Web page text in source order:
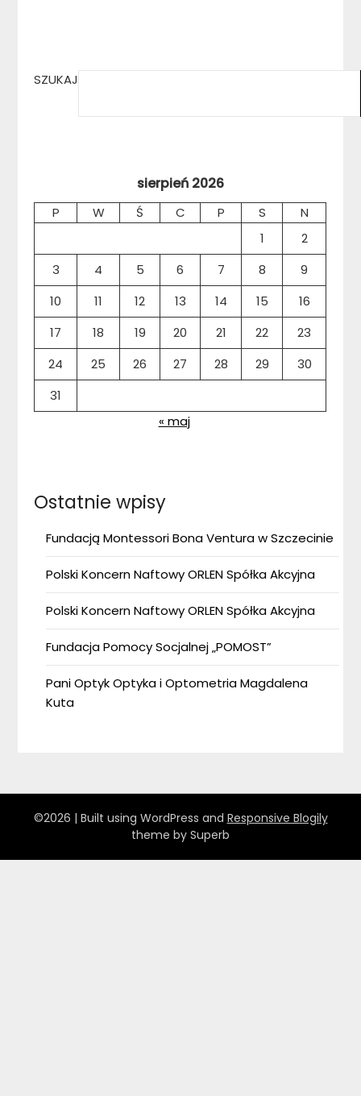
SZUKAJ
sierpień 2026
P W Ś C P S
N
1
2
3
4 5 6 7 8
9
10
11 12 13 14 15
16
17
18 19 20 21 22
23
24
25 26 27 28 29
30
31
« maj
Ostatnie wpisy
Fundacją Montessori Bona Ventura w Szczecinie
Polski Koncern Naftowy ORLEN Spółka Akcyjna
Polski Koncern Naftowy ORLEN Spółka Akcyjna
Fundacja Pomocy Socjalnej „POMOST”
Pani Optyk Optyka i Optometria Magdalena
Kuta
©2026 | Built using WordPress and Responsive Blogily
theme by Superb